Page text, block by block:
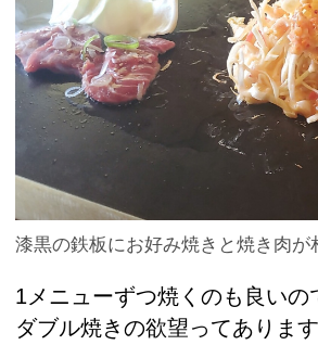
漆黒の鉄板にお好み焼きと焼き肉が
1メニューずつ焼くのも良いの
ダブル焼きの欲望ってありま